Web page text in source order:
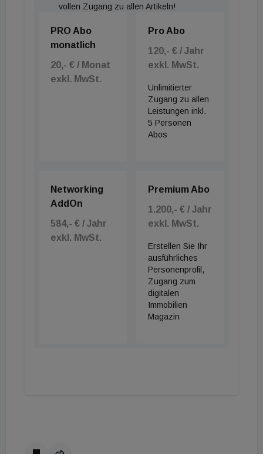
vollen Zugang zu allen Artikeln!
PRO Abo
monatlich
20,- € / Monat
exkl. MwSt.
Pro Abo
120,- € / Jahr
exkl. MwSt.
Unlimitierter
Zugang zu allen
Leistungen inkl.
5 Personen
Abos
Networking
AddOn
584,- € / Jahr
exkl. MwSt.
Premium Abo
1.200,- € / Jahr
exkl. MwSt.
Erstellen Sie Ihr
ausführliches
Personenprofil,
Zugang zum
digitalen
Immobilien
Magazin